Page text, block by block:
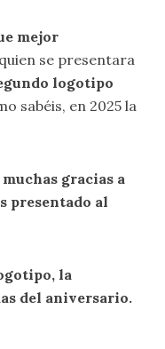
mejor
se presentara
logotipo
sabéis, en 2025 la
gracias a
presentado al
la
del aniversario.